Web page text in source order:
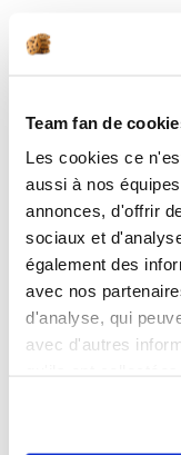
Team fan de
Les cookies ce
aussi à nos
annonces, d'offrir
sociaux et
également des
avec nos
d'analyse, qui
avec d'autres
2